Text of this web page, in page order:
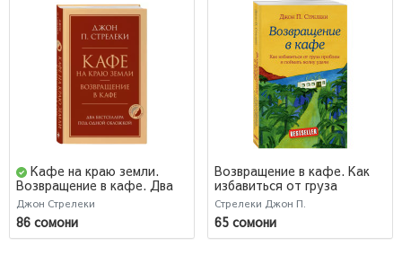
Кафе на краю земли.
Возвращение в кафе. Два
бестселлера под одной
обложкой
Джон Стрелеки
86 сомони
Возвращение в кафе. Как
избавиться от груза
проблем и поймать волну
удачи / Return to The Why
Café
Стрелеки Джон П.
65 сомони